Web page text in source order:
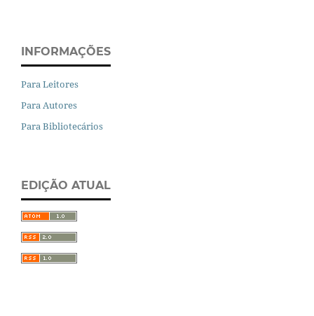
INFORMAÇÕES
Para Leitores
Para Autores
Para Bibliotecários
EDIÇÃO ATUAL